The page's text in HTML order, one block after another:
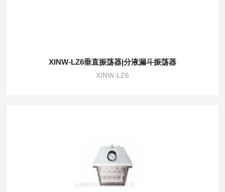
XINW-LZ6垂直振荡器|分液漏斗振荡器
XINW-LZ6